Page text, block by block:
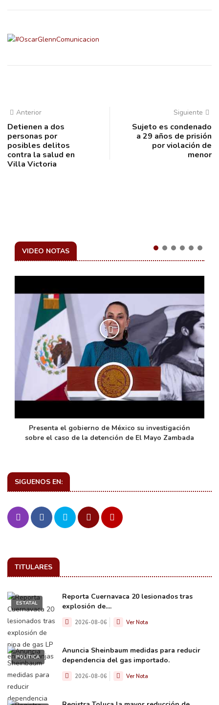
Anterior
Detienen a dos
personas por
posibles delitos
contra la salud en
Villa Victoria
Siguiente
Sujeto es condenado
a 29 años de prisión
por violación de
menor
VIDEO NOTAS
Presenta el gobierno de México su investigación
sobre el caso de la detención de El Mayo Zambada
SIGUENOS EN:
TITULARES
ESTATAL
Reporta Cuernavaca 20 lesionados tras
explosión de....
2026-08-06 Ver Nota
POLÍTICA
Anuncia Sheinbaum medidas para reducir
dependencia del gas importado.
2026-08-06 Ver Nota